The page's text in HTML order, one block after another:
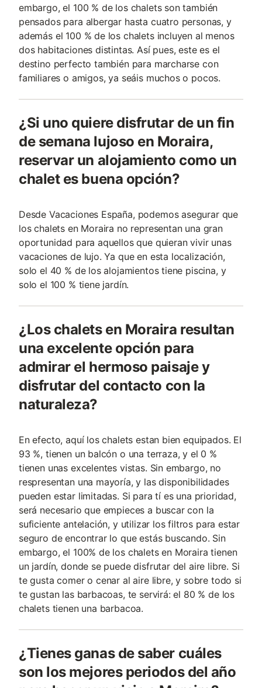
embargo, el 100 % de los chalets son también
pensados para albergar hasta cuatro personas, y
además el 100 % de los chalets incluyen al menos
dos habitaciones distintas. Así pues, este es el
destino perfecto también para marcharse con
familiares o amigos, ya seáis muchos o pocos.
¿Si uno quiere disfrutar de un fin
de semana lujoso en Moraira,
reservar un alojamiento como un
chalet es buena opción?
Desde Vacaciones España, podemos asegurar que
los chalets en Moraira no representan una gran
oportunidad para aquellos que quieran vivir unas
vacaciones de lujo. Ya que en esta localización,
solo el 40 % de los alojamientos tiene piscina, y
solo el 100 % tiene jardín.
¿Los chalets en Moraira resultan
una excelente opción para
admirar el hermoso paisaje y
disfrutar del contacto con la
naturaleza?
En efecto, aquí los chalets estan bien equipados. El
93 %, tienen un balcón o una terraza, y el 0 %
tienen unas excelentes vistas. Sin embargo, no
respresentan una mayoría, y las disponibilidades
pueden estar limitadas. Si para tí es una prioridad,
será necesario que empieces a buscar con la
suficiente antelación, y utilizar los filtros para estar
seguro de encontrar lo que estás buscando. Sin
embargo, el 100% de los chalets en Moraira tienen
un jardín, donde se puede disfrutar del aire libre. Si
te gusta comer o cenar al aire libre, y sobre todo si
te gustan las barbacoas, te servirá: el 80 % de los
chalets tienen una barbacoa.
¿Tienes ganas de saber cuáles
son los mejores periodos del año